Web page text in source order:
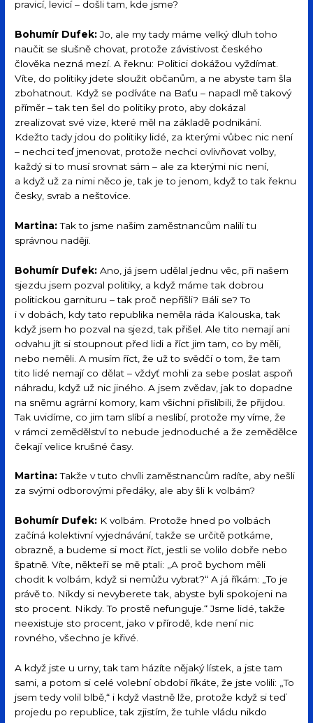
pravicí, levicí – došli tam, kde jsme?
Bohumír Dufek:Jo, ale my tady máme velký dluh toho
naučit se slušně chovat, protože závistivost českého
člověka nezná mezí. A řeknu: Politici dokážou vyždímat.
Víte, do politiky jdete sloužit občanům, a ne abyste tam šla
zbohatnout. Když se podíváte na Baťu – napadl mě takový
příměr – tak ten šel do politiky proto, aby dokázal
zrealizovat své vize, které měl na základě podnikání.
Kdežto tady jdou do politiky lidé, za kterými vůbec nic není
– nechci teď jmenovat, protože nechci ovlivňovat volby,
každý si to musí srovnat sám – ale za kterými nic není,
a když už za nimi něco je, tak je to jenom, když to tak řeknu
česky, svrab a neštovice.
Martina:Tak to jsme našim zaměstnancům nalili tu
správnou naději.
Bohumír Dufek: Ano, já jsem udělal jednu věc, při našem
sjezdu jsem pozval politiky, a když máme tak dobrou
politickou garnituru – tak proč nepřišli? Báli se? To
i v dobách, kdy tato republika neměla ráda Kalouska, tak
když jsem ho pozval na sjezd, tak přišel. Ale tito nemají ani
odvahu jít si stoupnout před lidi a říct jim tam, co by měli,
nebo neměli. A musím říct, že už to svědčí o tom, že tam
tito lidé nemají co dělat – vždyť mohli za sebe poslat aspoň
náhradu, když už nic jiného. A jsem zvědav, jak to dopadne
na sněmu agrární komory, kam všichni přislíbili, že přijdou.
Tak uvidíme, co jim tam slíbí a neslíbí, protože my víme, že
v rámci zemědělství to nebude jednoduché a že zemědělce
čekají velice krušné časy.
Martina:Takže v tuto chvíli zaměstnancům radíte, aby nešli
za svými odborovými předáky, ale aby šli k volbám?
Bohumír Dufek: K volbám. Protože hned po volbách
začíná kolektivní vyjednávání, takže se určitě potkáme,
obrazně, a budeme si moct říct, jestli se volilo dobře nebo
špatně. Víte, někteří se mě ptali: „A proč bychom měli
chodit k volbám, když si nemůžu vybrat?“ A já říkám: „To je
právě to. Nikdy si nevyberete tak, abyste byli spokojeni na
sto procent. Nikdy. To prostě nefunguje.“ Jsme lidé, takže
neexistuje sto procent, jako v přírodě, kde není nic
rovného, všechno je křivé.
A když jste u urny, tak tam házíte nějaký lístek, a jste tam
sami, a potom si celé volební období říkáte, že jste volili: „To
jsem tedy volil blbě,“ i když vlastně lže, protože když si teď
projedu po republice, tak zjistím, že tuhle vládu nikdo